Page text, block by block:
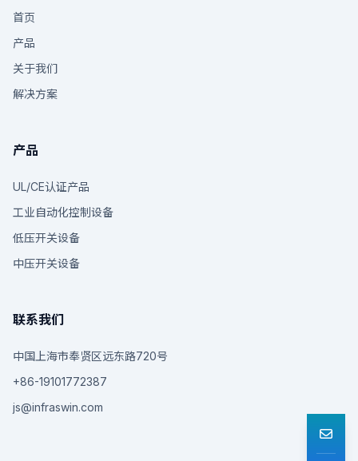
首页
产品
关于我们
解决方案
产品
UL/CE认证产品
工业自动化控制设备
低压开关设备
中压开关设备
联系我们
中国上海市奉贤区远东路720号
+86-19101772387
js@infraswin.com